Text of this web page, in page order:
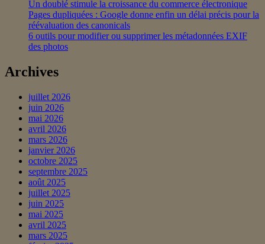
Un doublé stimule la croissance du commerce électronique
Pages dupliquées : Google donne enfin un délai précis pour la
réévaluation des canonicals
6 outils pour modifier ou supprimer les métadonnées EXIF
des photos
Archives
juillet 2026
juin 2026
mai 2026
avril 2026
mars 2026
janvier 2026
octobre 2025
septembre 2025
août 2025
juillet 2025
juin 2025
mai 2025
avril 2025
mars 2025